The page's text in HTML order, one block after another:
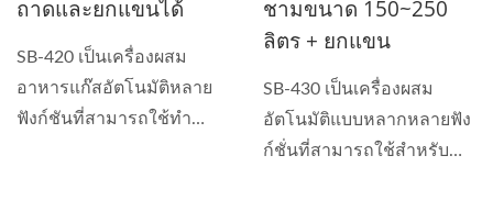
ถาดและยกแขนได้
SB-420 เป็นเครื่องผสม
อาหารแก๊สอัตโนมัติหลาย
ฟังก์ชันที่สามารถใช้ทำ
ชามขนาด 150~250
ลิตร + ยกแขน
SB-430 เป็นเครื่องผสม
อัตโนมัติแบบหลากหลายฟัง
ก์ชั่นที่สามารถใช้สำหรับ